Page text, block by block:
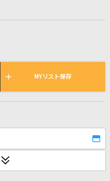
ている曲の一覧
MYリスト保存